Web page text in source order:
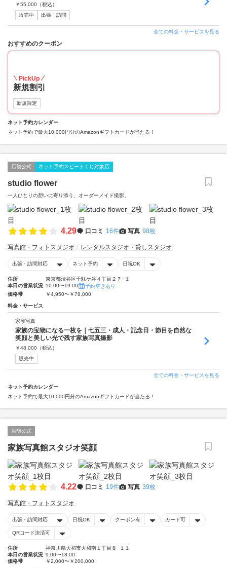
￥55,000 （税込）
販売中
出張・訪問
全ての料金・サービスを見る
おすすめのクーポン
PickUp
新規割引
新規限定
ネット予約カレンダー
ネット予約で最大10,000円分のAmazonギフトカードが当たる！
店舗公式 ネット予約スピードくじ対象店
studio flower
一人ひとりの想いに寄り添う、オーダーメイド撮影。
4.29 口コミ 16件 写真 98枚
写真館・フォトスタジオ レンタルスタジオ・貸しスタジオ
出張・訪問対応 ネット予約 日祝OK
住所
東京都渋谷区千駄ケ谷４丁目２７−１
本日の営業状況 10:00〜19:00
予約空きあり
価格帯
￥4,950〜￥78,000
料金・サービス
家族写真
家族の宝物になる一枚を｜七五三・成人・記念日・節目を自然な
笑顔と美しい光で残す家族写真撮影
￥48,000 （税込）
販売中
全ての料金・サービスを見る
ネット予約カレンダー
ネット予約で最大10,000円分のAmazonギフトカードが当たる！
店舗公式
家族写真館スタジオ笑顔
4.22 口コミ 19件 写真 39枚
写真館・フォトスタジオ
出張・訪問対応 日祝OK クーポン有 カード可
QRコード決済可
住所
神奈川県大和市大和南１丁目８−１１
本日の営業状況 9:00〜18:00
価格帯
￥2,000〜￥200,000